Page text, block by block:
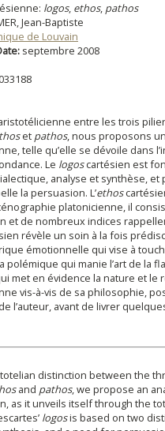
logos, ethos, pathos
Jean-Baptiste
de Louvain
septembre 2008
entre les trois
et pathos, nous proposons
telle qu’elle se dévoile dans
Le logoscartésien est
analyse et synthèse, et
la persuasion. L’ethos
platonicienne, il
et de nombreux indices
révèle un soin à la fois
émotionnelle qui vise à
polémique qui manie l’art de la
met en évidence la nature et le
vis-à-vis de sa philosophie,
l’auteur, avant de livrer
distinction between the
and pathos, we propose an
as it unveils itself through the
logosis based on two